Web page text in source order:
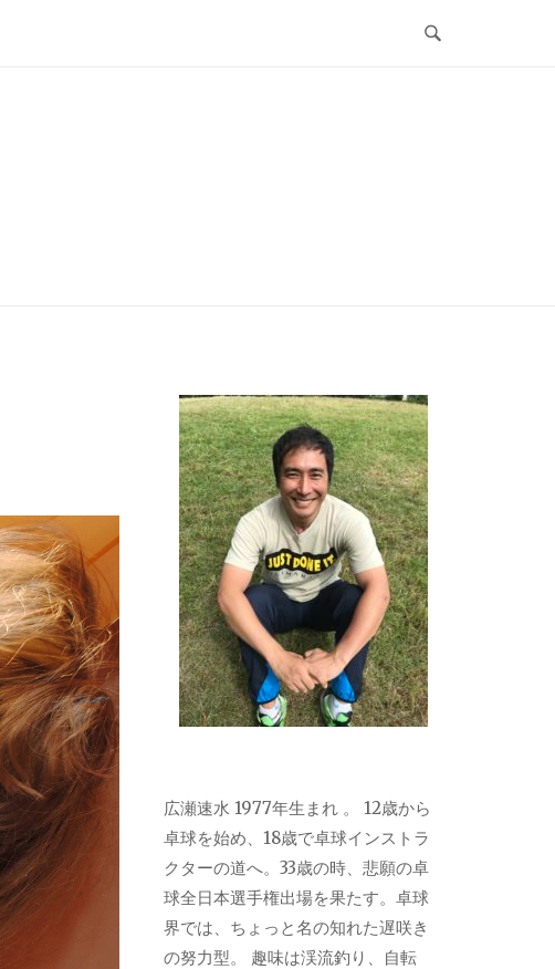
広瀬速水 1977年生まれ 。 12歳から
卓球を始め、18歳で卓球インストラ
クターの道へ。33歳の時、悲願の卓
球全日本選手権出場を果たす。卓球
界では、ちょっと名の知れた遅咲き
の努力型。 趣味は渓流釣り、自転